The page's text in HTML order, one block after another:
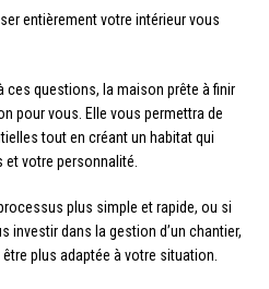
entièrement votre intérieur vous
questions, la maison prête à finir
pour vous. Elle vous permettra de
tout en créant un habitat qui
votre personnalité.
plus simple et rapide, ou si
investir dans la gestion d’un chantier,
plus adaptée à votre situation.